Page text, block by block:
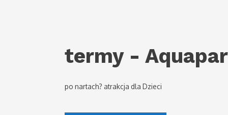
termy -
po nartach? atrakcja dla Dzieci